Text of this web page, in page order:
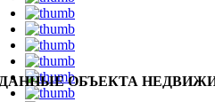
ДАННЫЕ ОБЪЕКТА